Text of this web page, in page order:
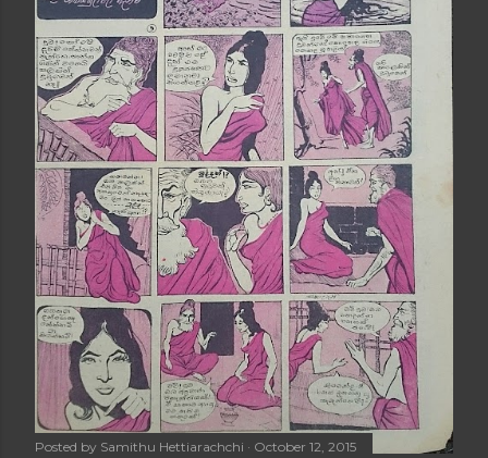
Posted by Samithu Hettiarachchi October 12, 2015